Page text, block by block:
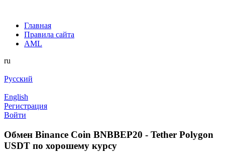
Главная
Правила сайта
AML
ru
Русский
English
Регистрация
Войти
Обмен Binance Coin BNBBEP20 - Tether Polygon
USDT по хорошему курсу